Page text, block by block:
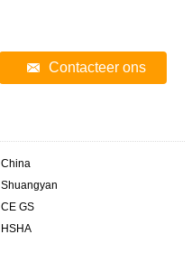
Contacteer ons
China
Shuangyan
CE GS
HSHA